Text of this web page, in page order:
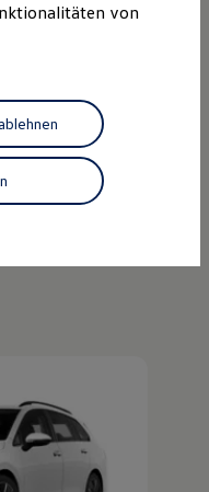
Karten und Radio
wie ein ID.
von